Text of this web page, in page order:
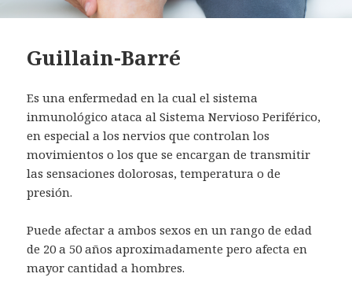
Guillain-Barré
Es una enfermedad en la cual el sistema
inmunológico ataca al Sistema Nervioso Periférico,
en especial a los nervios que controlan los
movimientos o los que se encargan de transmitir
las sensaciones dolorosas, temperatura o de
presión.
Puede afectar a ambos sexos en un rango de edad
de 20 a 50 años aproximadamente pero afecta en
mayor cantidad a hombres.